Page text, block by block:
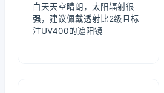
白天天空晴朗，太阳辐射很
强，建议佩戴透射比2级且标
注UV400的遮阳镜